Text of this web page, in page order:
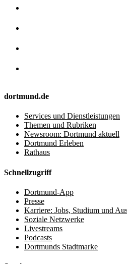
dortmund.de
Services und Dienstleistungen
Themen und Rubriken
Newsroom: Dortmund aktuell
Dortmund Erleben
Rathaus
Schnellzugriff
Dortmund-App
Presse
Karriere: Jobs, Studium und
Soziale Netzwerke
Livestreams
Podcasts
Dortmunds Stadtmarke